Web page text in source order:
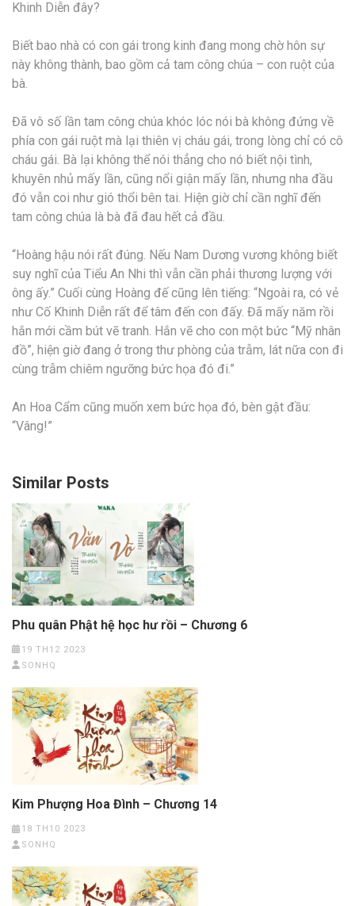
Khinh Diễn đây?
Biết bao nhà có con gái trong kinh đang mong chờ hôn sự
này không thành, bao gồm cả tam công chúa – con ruột của
bà.
Đã vô số lần tam công chúa khóc lóc nói bà không đứng về
phía con gái ruột mà lại thiên vị cháu gái, trong lòng chỉ có cô
cháu gái. Bà lại không thể nói thẳng cho nó biết nội tình,
khuyên nhủ mấy lần, cũng nổi giận mấy lần, nhưng nha đầu
đó vẫn coi như gió thổi bên tai. Hiện giờ chỉ cần nghĩ đến
tam công chúa là bà đã đau hết cả đầu.
“Hoàng hậu nói rất đúng. Nếu Nam Dương vương không biết
suy nghĩ của Tiểu An Nhi thì vẫn cần phải thương lượng với
ông ấy.” Cuối cùng Hoàng đế cũng lên tiếng: “Ngoài ra, có vẻ
như Cố Khinh Diễn rất để tâm đến con đấy. Đã mấy năm rồi
hắn mới cầm bút vẽ tranh. Hắn vẽ cho con một bức “Mỹ nhân
đồ”, hiện giờ đang ở trong thư phòng của trẫm, lát nữa con đi
cùng trẫm chiêm ngưỡng bức họa đó đi.”
An Hoa Cẩm cũng muốn xem bức họa đó, bèn gật đầu:
“Vâng!”
Similar Posts
Phu quân Phật hệ học hư rồi – Chương 6
19 TH12 2023
SONHQ
Kim Phượng Hoa Đình – Chương 14
18 TH10 2023
SONHQ